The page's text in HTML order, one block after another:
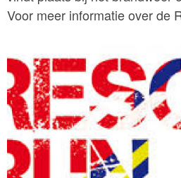
Voor meer informatie over de